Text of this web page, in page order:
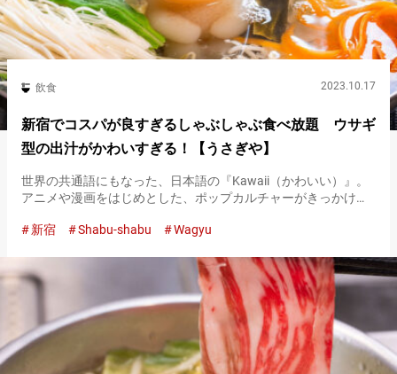
飲食 2023.10.17
新宿でコスパが良すぎるしゃぶしゃぶ食べ放題 ウサギ
型の出汁がかわいすぎる！【うさぎや】
世界の共通語にもなった、日本語の『Kawaii（かわいい）』。
アニメや漫画をはじめとした、ポップカルチャーがきっかけで
まで影響を与えつつあるようです。 新宿にある『しゃぶしゃ…
新宿 Shabu-shabu Wagyu